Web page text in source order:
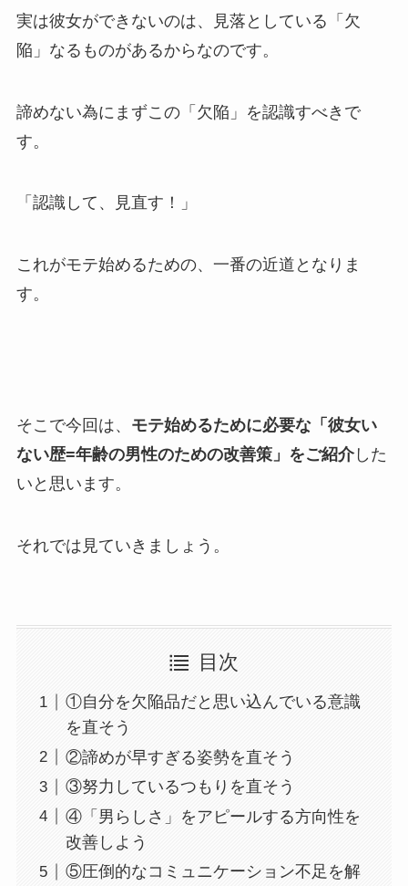
実は彼女ができないのは、見落としている「欠
陥」なるものがあるからなのです。
諦めない為にまずこの「欠陥」を認識すべきで
す。
「認識して、見直す！」
これがモテ始めるための、一番の近道となりま
す。
そこで今回は、 モテ始めるために必要な「彼女い
ない歴=年齢の男性のための改善策」をご紹介した
いと思います。
それでは見ていきましょう。
目次
①自分を欠陥品だと思い込んでいる意識
を直そう
②諦めが早すぎる姿勢を直そう
③努力しているつもりを直そう
④「男らしさ」をアピールする方向性を
改善しよう
⑤圧倒的なコミュニケーション不足を解